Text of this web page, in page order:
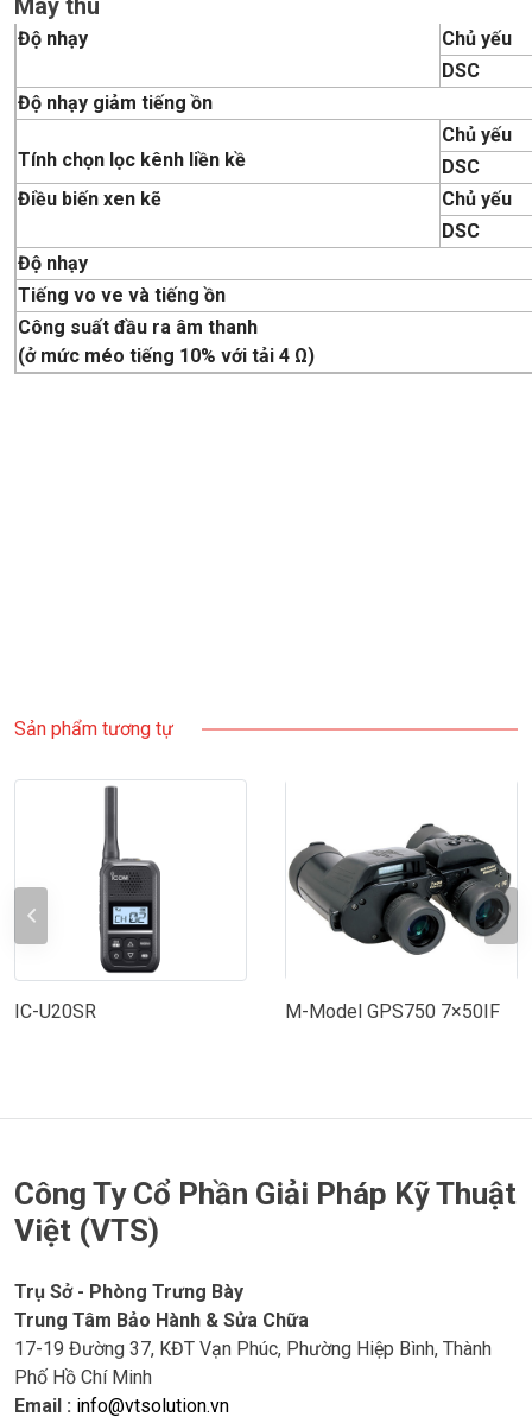
Máy thu
Độ nhạy
Chủ yếu
DSC
Độ nhạy giảm tiếng ồn
Tính chọn lọc kênh liền kề
Chủ yếu
DSC
Điều biến xen kẽ
Chủ yếu
DSC
Độ nhạy
Tiếng vo ve và tiếng ồn
Công suất đầu ra âm thanh
(ở mức méo tiếng 10% với tải 4 Ω)
Sản phẩm tương tự
IC-U20SR M-Model GPS750 7×50IF
Công Ty Cổ Phần Giải Pháp Kỹ Thuật
Việt (VTS)
Trụ Sở - Phòng Trưng Bày
Trung Tâm Bảo Hành & Sửa Chữa
17-19 Đường 37, KĐT Vạn Phúc, Phường Hiệp Bình, Thành
Phố Hồ Chí Minh
Email : info@vtsolution.vn